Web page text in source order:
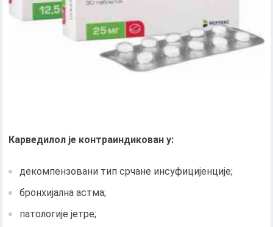
Карведилол је контраиндикован у:
декомпензовани тип срчане инсуфицијенције;
бронхијална астма;
патологије јетре;